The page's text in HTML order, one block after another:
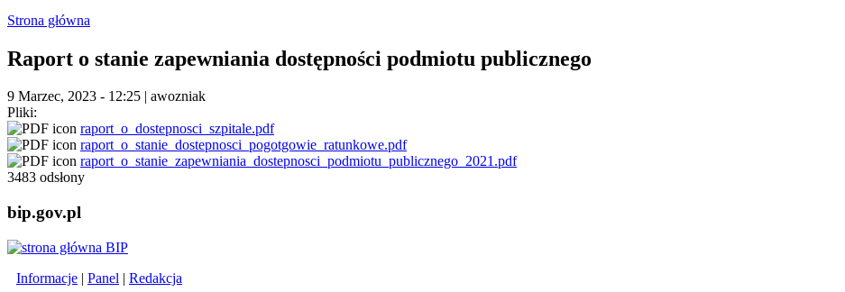
Strona główna
Raport o stanie zapewniania dostępności podmiotu publicznego
9 Marzec, 2023 - 12:25 | awozniak
Pliki:
raport_o_dostepnosci_szpitale.pdf
raport_o_stanie_dostepnosci_pogotgowie_ratunkowe.pdf
raport_o_stanie_zapewniania_dostepnosci_podmiotu_publicznego_2021.pdf
3483 odsłony
bip.gov.pl
Informacje | Panel | Redakcja